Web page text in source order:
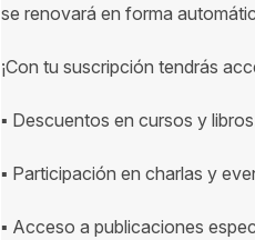
se renovará en forma
¡Con tu suscripción tendrás
▪ Descuentos en cursos y
▪ Participación en charlas y
▪ Acceso a publicaciones